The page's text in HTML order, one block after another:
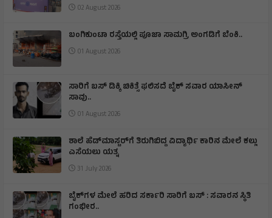
02 August 2026
ಬಂಗಿಕುಂಟಾ ರಸ್ತೆಯಲ್ಲಿ ಪೂಜಾ ಸಾಮಗ್ರಿ ಅಂಗಡಿಗೆ ಬೆಂಕಿ.‌.
01 August 2026
ಸಾರಿಗೆ ಬಸ್ ಡಿಕ್ಕಿ ಚಿಕಿತ್ಸೆ ಫಲಿಸದೆ ಬೈಕ್ ಸವಾರ ಯಾಸೀನ್
ಸಾವು..
01 August 2026
ಶಾಲೆ ಹೆಡ್‌ಮಾಸ್ಟರ್‌ಗೆ ತಿರುಗಿಬಿದ್ದ ವಿದ್ಯಾರ್ಥಿ ಕಾರಿನ ಮೇಲೆ ಕಲ್ಲು
ಎಸೆಯಲು ಯತ್ನ
31 July 2026
ಬೈಕ್‌ಗಳ ಮೇಲೆ ಹರಿದ ಸರ್ಕಾರಿ ಸಾರಿಗೆ ಬಸ್ : ಸವಾರನ ಸ್ಥಿತಿ
ಗಂಭೀರ..